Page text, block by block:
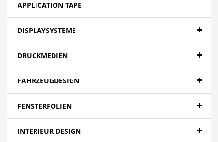
APPLICATION TAPE
DISPLAYSYSTEME
DRUCKMEDIEN
FAHRZEUGDESIGN
FENSTERFOLIEN
INTERIEUR DESIGN